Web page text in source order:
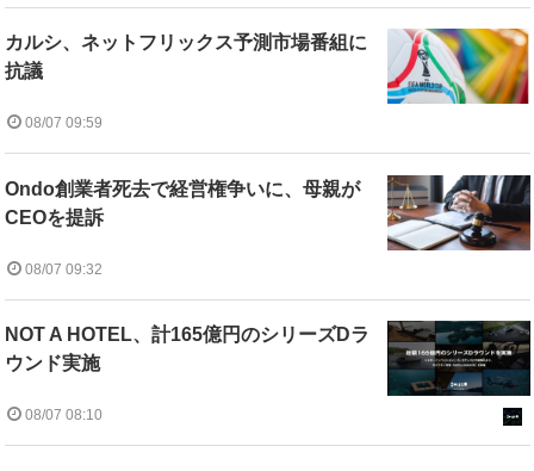
カルシ、ネットフリックス予測市場番組に
抗議
08/07 09:59
Ondo創業者死去で経営権争いに、母親が
CEOを提訴
08/07 09:32
NOT A HOTEL、計165億円のシリーズDラ
ウンド実施
08/07 08:10